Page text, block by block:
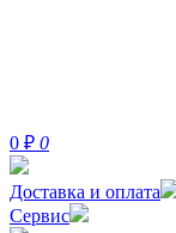
0 ₽ 0
Доставка и оплата
Сервис